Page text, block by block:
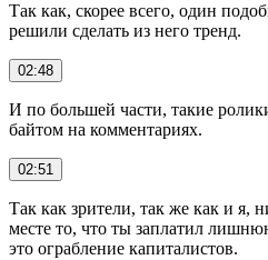
Так как, скорее всего, один
решили сделать из него тренд.
02:48
И по большей части, такие
байтом на комментариях.
02:51
Так как зрители, так же как и я,
месте то, что ты заплатил
это ограбление капиталистов.